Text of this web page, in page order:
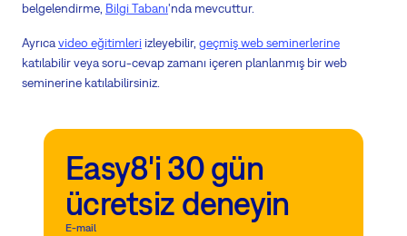
belgelendirme, Bilgi Tabanı'nda mevcuttur.
Ayrıcavideo eğitimleri izleyebilir, geçmiş web seminerlerine
katılabilir veya soru-cevap zamanı içeren planlanmış bir web
seminerine katılabilirsiniz.
Easy8'i 30 gün
ücretsiz deneyin
E-mail